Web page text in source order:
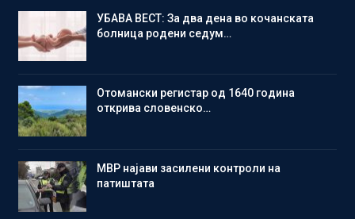
УБАВА ВЕСТ: За два дена во кочанската
болница родени седум…
Отомански регистар од 1640 година
открива словенско…
МВР најави засилени контроли на
патиштата